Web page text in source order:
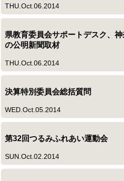
THU.Oct.06.2014
県教育委員会サポートデスク、
の公明新聞取材
THU.Oct.06.2014
決算特別委員会総括質問
WED.Oct.05.2014
第32回つるみふれあい運動会
SUN.Oct.02.2014